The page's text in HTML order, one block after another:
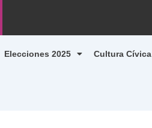
Elecciones 2025 Cultura Cívica